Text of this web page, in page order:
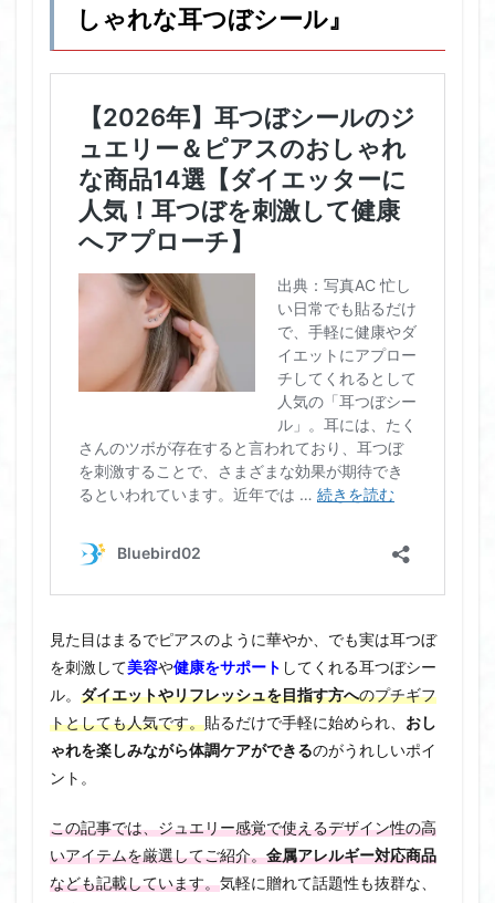
しゃれな耳つぼシール』
見た目はまるでピアスのように華やか、でも実は耳つぼ
を刺激して美容や健康をサポート してくれる耳つぼシー
ル。 ダイエットやリフレッシュを目指す方へのプチギフ
トとしても人気です。貼るだけで手軽に始められ、 おし
ゃれを楽しみながら体調ケアができるのがうれしいポイ
ント。
この記事では、ジュエリー感覚で使えるデザイン性の高
いアイテムを厳選してご紹介。金属アレルギー対応商品
なども記載しています。気軽に贈れて話題性も抜群な、